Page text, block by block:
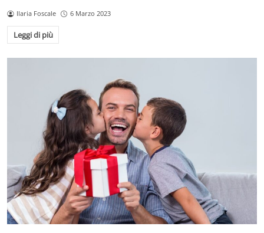
Ilaria Foscale 6 Marzo 2023
Leggi di più